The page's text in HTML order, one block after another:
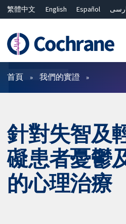
繁體中文 English Español
ไทย
简体中文
篩選條件
首頁 我們的實證
針對失智及
礙患者憂鬱
的心理治療